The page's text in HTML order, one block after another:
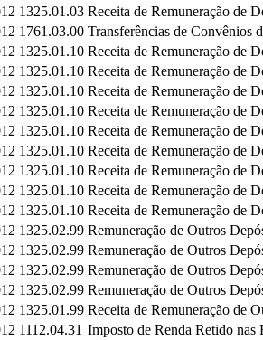
1325.01.03 Receita de Remuneração de
1761.03.00 Transferências de Convênios
1325.01.10 Receita de Remuneração de
1325.01.10 Receita de Remuneração de
1325.01.10 Receita de Remuneração de
1325.01.10 Receita de Remuneração de
1325.01.10 Receita de Remuneração de
1325.01.10 Receita de Remuneração de
1325.01.10 Receita de Remuneração de
1325.01.10 Receita de Remuneração de
1325.01.10 Receita de Remuneração de
1325.02.99 Remuneração de Outros
1325.02.99 Remuneração de Outros
1325.02.99 Remuneração de Outros
1325.02.99 Remuneração de Outros
1325.01.99 Receita de Remuneração de
1112.04.31 Imposto de Renda Retido nas